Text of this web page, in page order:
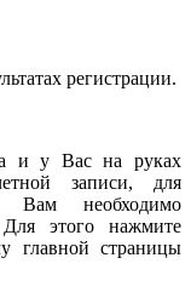
регистрации.
и у Вас на руках
записи, для
Вам необходимо
этого нажмите
главной страницы